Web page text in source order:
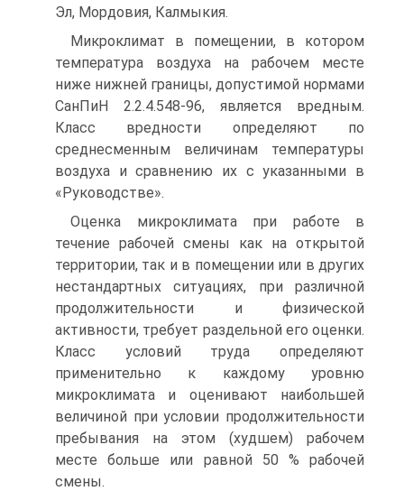
Эл, Мордовия, Калмыкия.
Микроклимат в помещении, в котором
температура воздуха на рабочем месте
ниже нижней границы, допустимой нормами
СанПиН 2.2.4.548-96, является вредным.
Класс вредности определяют по
среднесменным величинам температуры
воздуха и сравнению их с указанными в
«Руководстве».
Оценка микроклимата при работе в
течение рабочей смены как на открытой
территории, так и в помещении или в других
нестандартных ситуациях, при различной
продолжительности и физической
активности, требует раздельной его оценки.
Класс условий труда определяют
применительно к каждому уровню
микроклимата и оценивают наибольшей
величиной при условии продолжительности
пребывания на этом (худшем) рабочем
месте больше или равной 50 % рабочей
смены.